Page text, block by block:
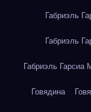
Габриэль
Габриэль
Габриэль Гарсиа
Говядина